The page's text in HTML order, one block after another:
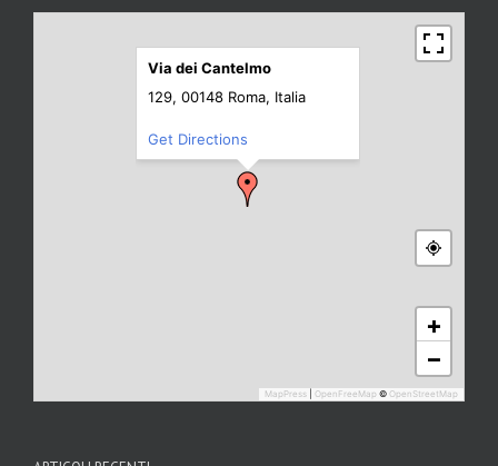
+
−
MapPress OpenFreeMap © OpenStreetMap
Via dei Cantelmo
129, 00148 Roma, Italia
Get Directions